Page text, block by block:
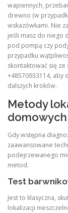
wapiennych,
drewno (w
wskazówkami. Nie
jeśli masz do niego
pod pompą czy
przypadku
skontaktować się
+48570933114, aby
dalszych kroków.
Metody
Gdy wstępna
zaawansowane
podejrzewanego
metod.
Test
Jest to klasyczna,
lokalizacji